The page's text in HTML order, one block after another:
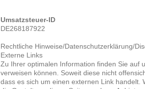
Umsatzsteuer-ID
DE268187922
Rechtliche Hinweise/Datenschutzerklärung/
Externe Links
Zu Ihrer optimalen Information finden Sie auf
verweisen können. Soweit diese nicht
dass es sich um einen externen Link handelt.